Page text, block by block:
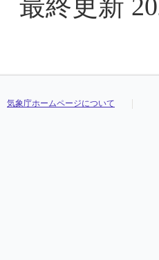
最終更新
気象庁ホームページについて